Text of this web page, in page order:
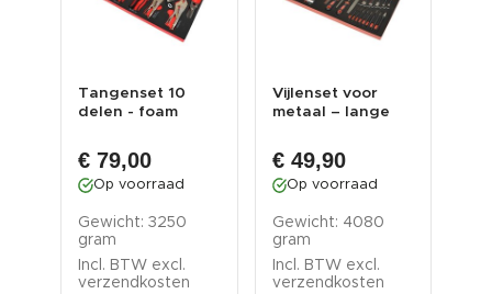
Tangenset 10
delen - foam
€ 79,00
Op voorraad
Gewicht: 3250
gram
Incl. BTW excl.
verzendkosten
Vijlenset voor
metaal – lange
centerpons ...
€ 49,90
Op voorraad
Gewicht: 4080
gram
Incl. BTW excl.
verzendkosten